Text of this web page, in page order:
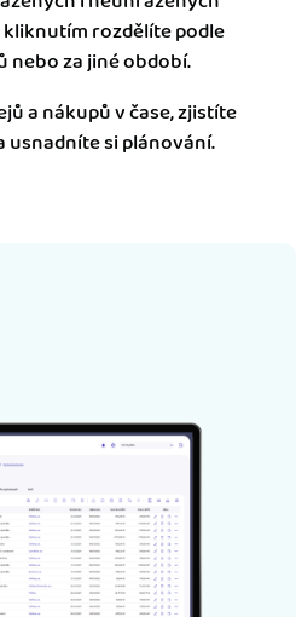
rozdělíte podle
nebo za jiné období.
a nákupů v čase, zjistíte
usnadníte si plánování.